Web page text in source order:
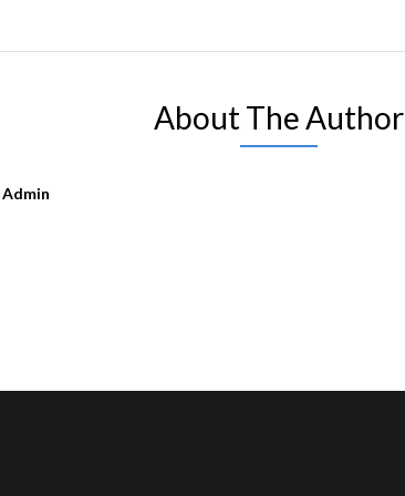
About The Author
Admin